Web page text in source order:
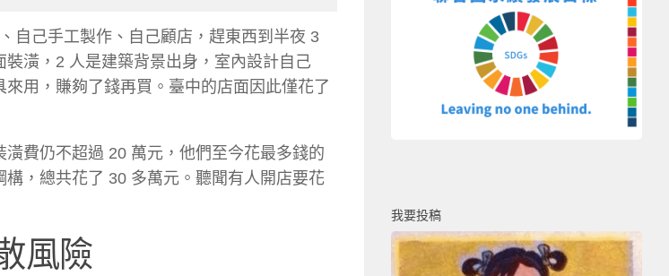
自己手工製作、自己顧店，趕東西到半夜 3
潢，2 人是建築背景出身，室內設計自己
用，賺夠了錢再買。臺中的店面因此僅花了
費仍不超過 20 萬元，他們至今花最多錢的
，總共花了 30 多萬元。聽聞有人開店要花
風險
我要投稿